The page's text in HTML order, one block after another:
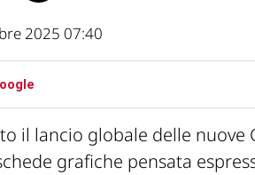
2025 07:40
il lancio globale delle nuove
grafiche pensata